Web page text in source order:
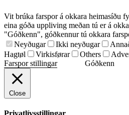
Vit brúka farspor á okkara heimasíðu
eina góða uppliving meðan tú er á
"Góðkenn", góðkennur tú okkara
Neyðugar
Ikki neyðugar
Hagtøl
Virkisførar Others
Farspor stillingar
Góðkenn
Close
Privatlívsstillingar